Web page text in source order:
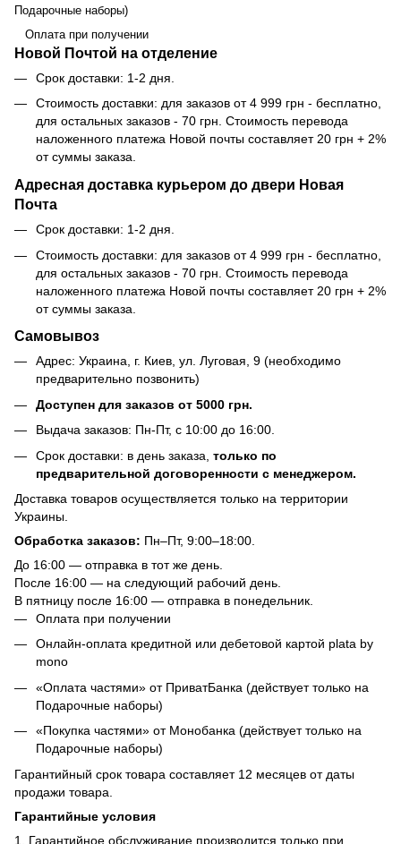
Подарочные наборы)
Оплата при получении
Новой Почтой на отделение
Срок доставки: 1-2 дня.
Стоимость доставки: для заказов от 4 999 грн - бесплатно,
для остальных заказов - 70 грн. Стоимость перевода
наложенного платежа Новой почты составляет 20 грн + 2%
от суммы заказа.
Адресная доставка курьером до двери Новая
Почта
Срок доставки: 1-2 дня.
Стоимость доставки: для заказов от 4 999 грн - бесплатно,
для остальных заказов - 70 грн. Стоимость перевода
наложенного платежа Новой почты составляет 20 грн + 2%
от суммы заказа.
Самовывоз
Адрес: Украина, г. Киев, ул. Луговая, 9 (необходимо
предварительно позвонить)
Доступен для заказов от 5000 грн.
Выдача заказов: Пн-Пт, с 10:00 до 16:00.
Срок доставки: в день заказа, только по
предварительной договоренности с менеджером.
Доставка товаров осуществляется только на территории
Украины.
Обработка заказов: Пн–Пт, 9:00–18:00.
До 16:00 — отправка в тот же день.
После 16:00 — на следующий рабочий день.
В пятницу после 16:00 — отправка в понедельник.
Оплата при получении
Онлайн-оплата кредитной или дебетовой картой plata by
mono
«Оплата частями» от ПриватБанка (действует только на
Подарочные наборы)
«Покупка частями» от Монобанка (действует только на
Подарочные наборы)
Гарантийный срок товара составляет 12 месяцев от даты
продажи товара.
Гарантийные условия
1. Гарантийное обслуживание производится только при